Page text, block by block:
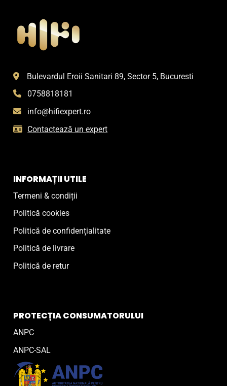
Bulevardul Eroii Sanitari 89, Sector 5, Bucuresti
0758818181
info@hifiexpert.ro
Contactează un expert
INFORMAȚII UTILE
Termeni & condiții
Politică cookies
Politică de confidențialitate
Politică de livrare
Politică de retur
PROTECȚIA CONSUMATORULUI
ANPC
ANPC-SAL